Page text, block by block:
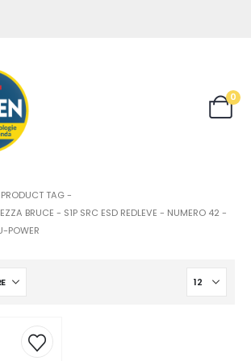
0
PRODUCT TAG -
BRUCE - S1P SRC ESD REDLEVE - NUMERO 42 -
POWER